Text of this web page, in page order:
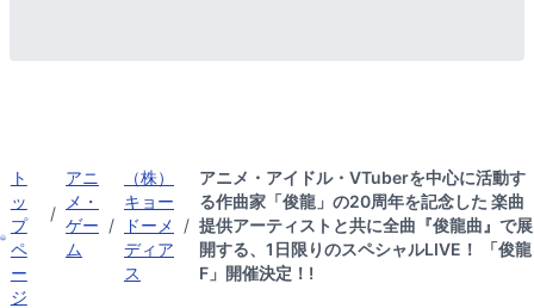
ト
ッ
プ
ペ
ー
ジ
/
アニ
メ・
ゲー
ム
/
（株）
キョー
ドーメ
ディア
ス
/
アニメ・アイドル・VTuberを中心に活動す
る作曲家「俊龍」の20周年を記念した 楽曲
提供アーティストと共に全曲『俊龍曲』で展
開する、1日限りのスペシャルLIVE！ 「俊龍
F」開催決定！!